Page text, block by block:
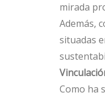
mirada
Además,
situadas
Como ha